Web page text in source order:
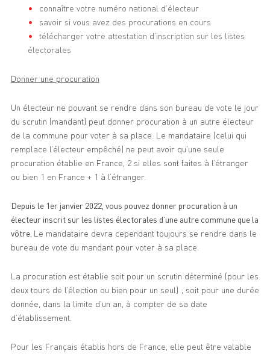
connaître votre numéro national d’électeur
savoir si vous avez des procurations en cours
télécharger votre attestation d’inscription sur les listes
électorales
Donner une procuration
Un électeur ne pouvant se rendre dans son bureau de vote le jour
du scrutin (mandant) peut donner procuration à un autre électeur
de la commune pour voter à sa place. Le mandataire (celui qui
remplace l’électeur empêché) ne peut avoir qu’une seule
procuration établie en France, 2 si elles sont faites à l’étranger
ou bien 1 en France + 1 à l’étranger.
Depuis le 1er janvier 2022, vous pouvez donner procuration à un
électeur inscrit sur les listes électorales d’une autre commune que la
vôtre. Le mandataire devra cependant toujours se rendre dans le
bureau de vote du mandant pour voter à sa place.
La procuration est établie soit pour un scrutin déterminé (pour les
deux tours de l’élection ou bien pour un seul) ; soit pour une durée
donnée, dans la limite d’un an, à compter de sa date
d’établissement.
Pour les Français établis hors de France, elle peut être valable